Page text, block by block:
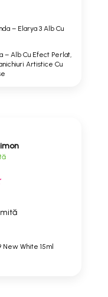
– Elarya 3 Alb Cu
– Alb Cu Efect Perlat,
Artistice Cu
White 15ml